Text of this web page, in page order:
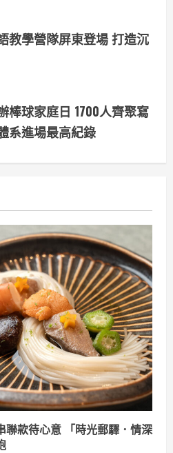
教學營隊屏東登場 打造沉
棒球家庭日 1700人齊聚寫
系進場最高紀錄
聯款待心意 「時光郵驛．情深